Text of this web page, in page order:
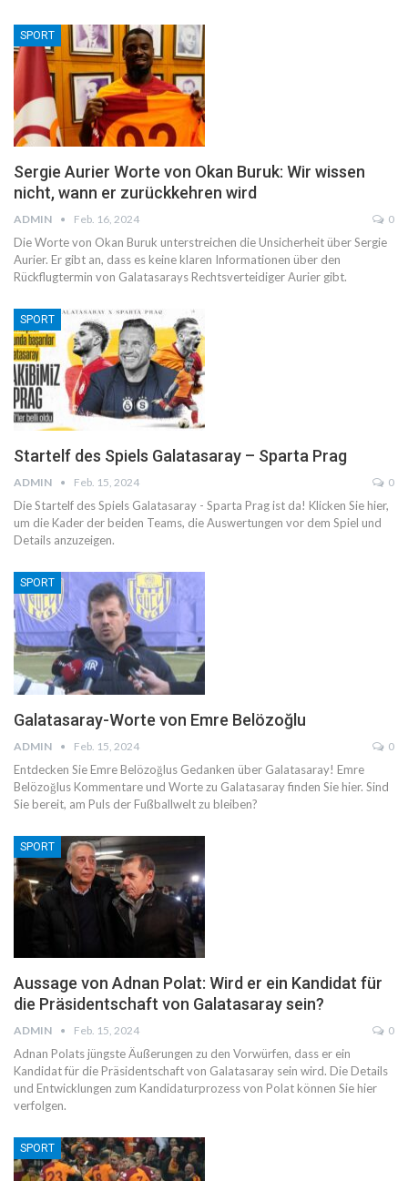
SPORT
Sergie Aurier Worte von Okan Buruk: Wir wissen
nicht, wann er zurückkehren wird
ADMIN Feb. 16, 2024 0
Die Worte von Okan Buruk unterstreichen die Unsicherheit über Sergie
Aurier. Er gibt an, dass es keine klaren Informationen über den
Rückflugtermin von Galatasarays Rechtsverteidiger Aurier gibt.
SPORT
Startelf des Spiels Galatasaray – Sparta Prag
ADMIN Feb. 15, 2024 0
Die Startelf des Spiels Galatasaray - Sparta Prag ist da! Klicken Sie hier,
um die Kader der beiden Teams, die Auswertungen vor dem Spiel und
Details anzuzeigen.
SPORT
Galatasaray-Worte von Emre Belözoğlu
ADMIN Feb. 15, 2024 0
Entdecken Sie Emre Belözoğlus Gedanken über Galatasaray! Emre
Belözoğlus Kommentare und Worte zu Galatasaray finden Sie hier. Sind
Sie bereit, am Puls der Fußballwelt zu bleiben?
SPORT
Aussage von Adnan Polat: Wird er ein Kandidat für
die Präsidentschaft von Galatasaray sein?
ADMIN Feb. 15, 2024 0
Adnan Polats jüngste Äußerungen zu den Vorwürfen, dass er ein
Kandidat für die Präsidentschaft von Galatasaray sein wird. Die Details
und Entwicklungen zum Kandidaturprozess von Polat können Sie hier
verfolgen.
SPORT